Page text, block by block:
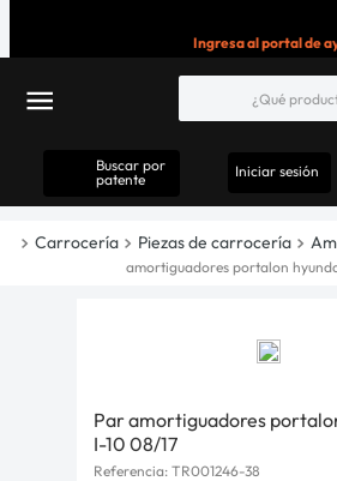
Ingresa al portal de
Buscar por
patente
Iniciar sesión
Carrocería Piezas de carrocería
amortiguadores portalon
Par amortiguadores
I-10 08/17
Referencia: TR001246-38